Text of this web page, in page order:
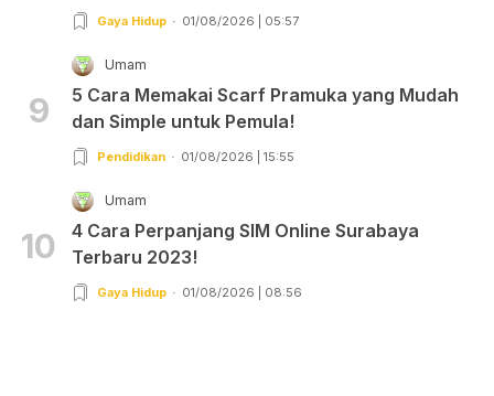
Gaya Hidup 01/08/2026 | 05:57
9
Umam
5 Cara Memakai Scarf Pramuka yang Mudah
dan Simple untuk Pemula!
Pendidikan 01/08/2026 | 15:55
10
Umam
4 Cara Perpanjang SIM Online Surabaya
Terbaru 2023!
Gaya Hidup 01/08/2026 | 08:56